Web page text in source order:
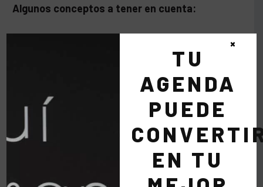
Algunos conceptos a tener en cuenta:
• Al pasar del 16% de usuarios utilizando una
herramienta en una país se pasa de tendencia a
• Moda es cuando alguien que no conoce un tema
le parezca normal algo/ Se ha hecho el tránsito
para verlo normalidad, es el caso de Facebook.
• Surgirán pronto los contra tendencia, los que se
• En 20 años el 100% de la población estará en
TU
AGENDA
PUEDE
EN TU
×